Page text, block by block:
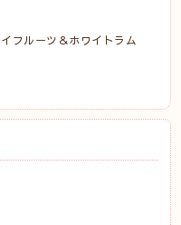
フルーツ＆ホワイトラム